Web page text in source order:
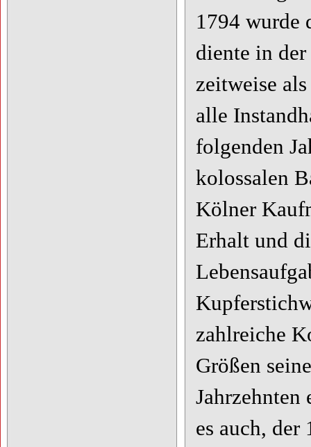
1794 wurde
diente in
zeitweise
alle
folgenden
kolossalen
Kölner
Erhalt und
zahlreiche
Größen
es auch,